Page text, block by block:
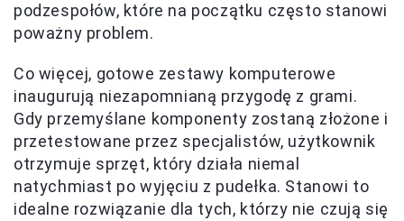
podzespołów, które na początku często stanowi
poważny problem.
Co więcej, gotowe zestawy komputerowe
inaugurują niezapomnianą przygodę z grami.
Gdy przemyślane komponenty zostaną złożone i
przetestowane przez specjalistów, użytkownik
otrzymuje sprzęt, który działa niemal
natychmiast po wyjęciu z pudełka. Stanowi to
idealne rozwiązanie dla tych, którzy nie czują się